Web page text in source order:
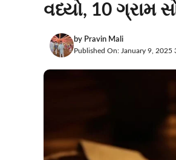
વધ્યો, 10 ગ્રામ
by Pravin Mali
Published On: January 9, 2025